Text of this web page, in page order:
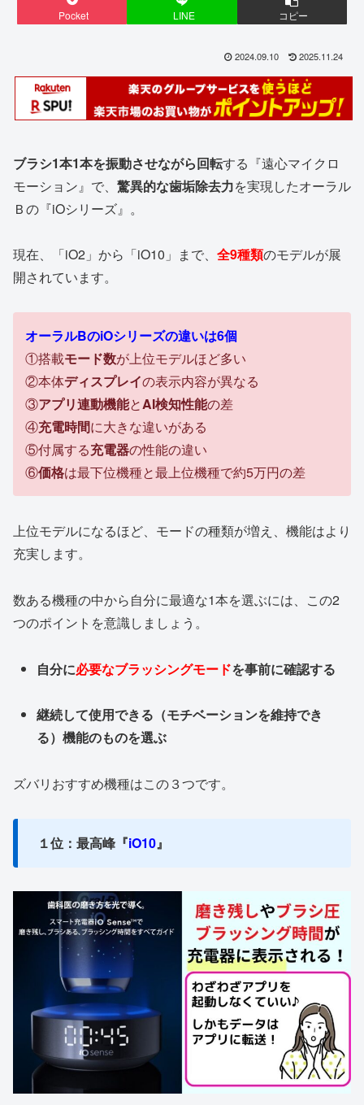
Pocket LINE コピー
2024.09.10 2025.11.24
ブラシ1本1本を振動させながら回転する『遠心マイクロ
モーション』で、 驚異的な歯垢除去力を実現したオーラル
Ｂの『iOシリーズ』。
現在、「iO2」から「iO10」まで、 全9種類のモデルが展
開されています。
オーラルBのiOシリーズの違いは6個
①搭載モード数が上位モデルほど多い
②本体ディスプレイの表示内容が異なる
③アプリ連動機能とAI検知性能の差
④充電時間に大きな違いがある
⑤付属する充電器の性能の違い
⑥価格は最下位機種と最上位機種で約5万円の差
上位モデルになるほど、モードの種類が増え、機能はより
充実します。
数ある機種の中から自分に最適な1本を選ぶには、この2
つのポイントを意識しましょう。
自分に必要なブラッシングモードを事前に確認する
継続して使用できる（モチベーションを維持でき
る）機能のものを選ぶ
ズバリおすすめ機種はこの３つです。
１位：最高峰『iO10』